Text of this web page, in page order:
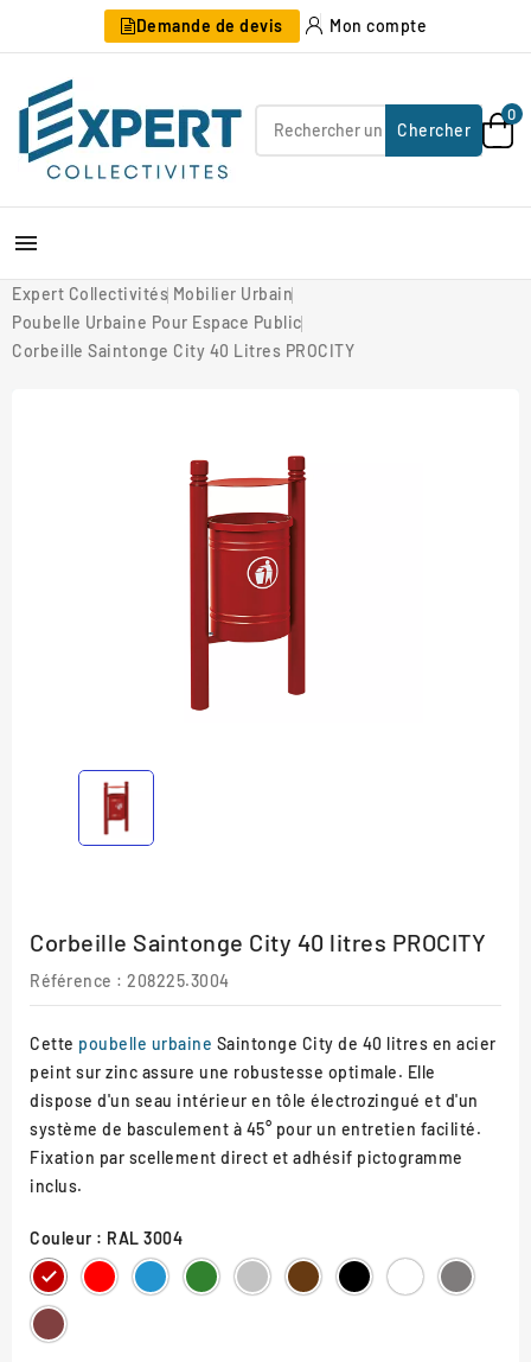
Demande de devis Mon compte
Chercher
0

Expert Collectivités Mobilier Urbain
Poubelle Urbaine Pour Espace Public
Corbeille Saintonge City 40 Litres PROCITY
Corbeille Saintonge City 40 litres PROCITY
Référence : 208225.3004
Cette poubelle urbaine Saintonge City de 40 litres en acier
peint sur zinc assure une robustesse optimale. Elle
dispose d'un seau intérieur en tôle électrozingué et d'un
système de basculement à 45° pour un entretien facilité.
Fixation par scellement direct et adhésif pictogramme
inclus.
Couleur : RAL 3004
RAL
3004
RAL
3020
RAL
5010
RAL
6005
RAL
7044
RAL
8017
RAL
9005
RAL
9010
Gris
Procity
Aspect
Corten